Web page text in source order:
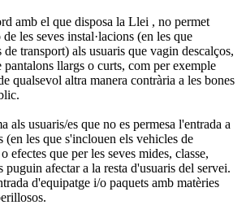
amb el que disposa la Llei , no permet
les seves instal·lacions (en les que
transport) als usuaris que vagin descalços,
pantalons llargs o curts, com per exemple
qualsevol altra manera contrària a les bones
als usuaris/es que no es permesa l'entrada a
(en les que s'inclouen els vehicles de
efectes que per les seves mides, classe,
puguin afectar a la resta d'usuaris del servei.
d'equipatge i/o paquets amb matèries